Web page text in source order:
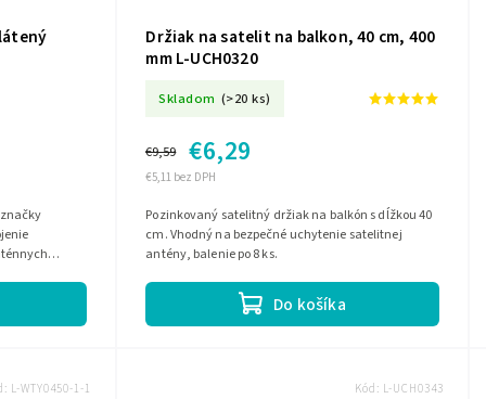
Držiak na satelit na balkon, 40 cm, 400
mm L-UCH0320
Skladom (>20 ks)
€5,11 bez DPH
€9,59 €6,29
Do košíka
Pozinkovaný satelitný držiak na balkón s dĺžkou 40
cm. Vhodný na bezpečné uchytenie satelitnej
antény, balenie po 8 ks.
L-WTY0450-1-1 Kód: L-UCH0343